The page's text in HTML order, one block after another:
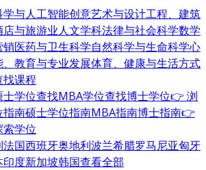
学与人工智能创意艺术与设计工程、建筑
店与旅游业人文学科法律与社会科学数学
销医药与卫生科学自然科学与生命科学心
、教育与专业发展体育、健康与生活方式
找课程
学位查找MBA学位查找博士学位👉 浏
指南硕士学位指南MBA指南博士指南👉
索学位
法国西班牙奥地利波兰希腊罗马尼亚匈牙
印度新加坡韩国查看全部